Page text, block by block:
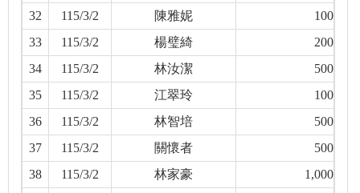
32
115/3/2 陳雅妮
100
33
115/3/2 楊璧綺
200
34
115/3/2 林汝潔
500
35
115/3/2 江翠玲
100
36
115/3/2 林智培
500
37
115/3/2 關懷者
500
38
115/3/2 林家豪
1,000